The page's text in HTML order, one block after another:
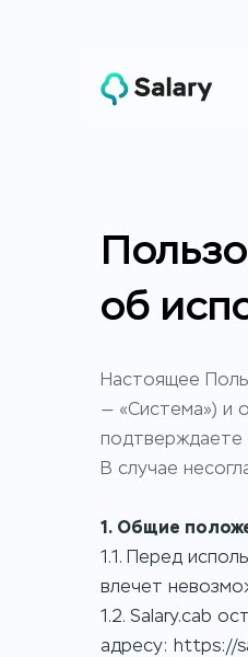
об
Настоящее
— «Система») и
подтверждаете
В случае
1. Общие
1.1. Перед
влечет
1.2. Salary.cab
адресу: https://